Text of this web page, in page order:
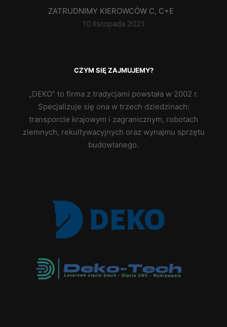
ZATRUDNIMY KIEROWCÓW C, C+E
10 listopada 2021
CZYM SIĘ ZAJMUJEMY?
„DEKO” to firma z tradycjami powstała w 2002 r.
Specjalizuje się ona w trzech dziedzinach:
transporcie krajowym i zagranicznym, robotach
ziemnych, rekultywacyjnych oraz wynajmu sprzętu
budowlanego.